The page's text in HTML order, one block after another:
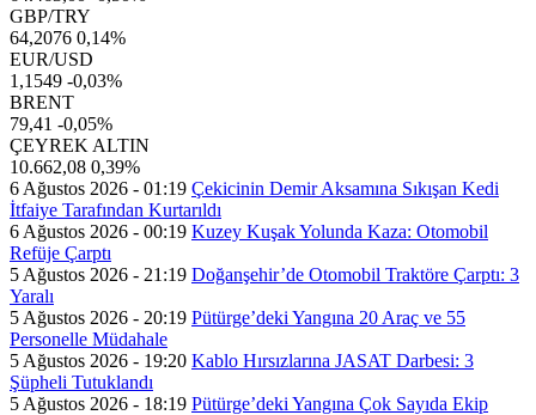
GBP/TRY
64,2076 0,14%
EUR/USD
1,1549 -0,03%
BRENT
79,41 -0,05%
ÇEYREK ALTIN
10.662,08 0,39%
6 Ağustos 2026 - 01:19 Çekicinin Demir Aksamına Sıkışan Kedi
İtfaiye Tarafından Kurtarıldı
6 Ağustos 2026 - 00:19 Kuzey Kuşak Yolunda Kaza: Otomobil
Refüje Çarptı
5 Ağustos 2026 - 21:19 Doğanşehir’de Otomobil Traktöre Çarptı: 3
Yaralı
5 Ağustos 2026 - 20:19 Pütürge’deki Yangına 20 Araç ve 55
Personelle Müdahale
5 Ağustos 2026 - 19:20 Kablo Hırsızlarına JASAT Darbesi: 3
Şüpheli Tutuklandı
5 Ağustos 2026 - 18:19 Pütürge’deki Yangına Çok Sayıda Ekip